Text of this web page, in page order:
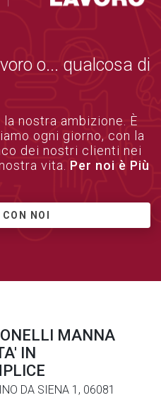
o... qualcosa di
nostra ambizione. È
ogni giorno, con la
dei nostri clienti nei
vita. Per noi è Più
NOI
MANNA
IN
DA SIENA 1, 06081